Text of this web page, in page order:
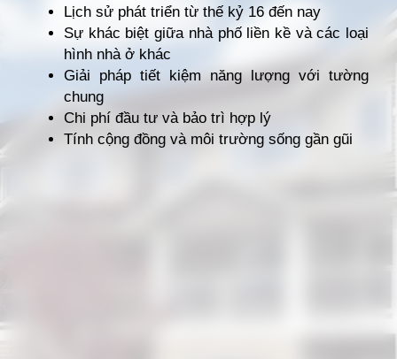
Lịch sử phát triển từ thế kỷ 16 đến nay
Sự khác biệt giữa nhà phố liền kề và các loại
hình nhà ở khác
Giải pháp tiết kiệm năng lượng với tường
chung
Chi phí đầu tư và bảo trì hợp lý
Tính cộng đồng và môi trường sống gần gũi